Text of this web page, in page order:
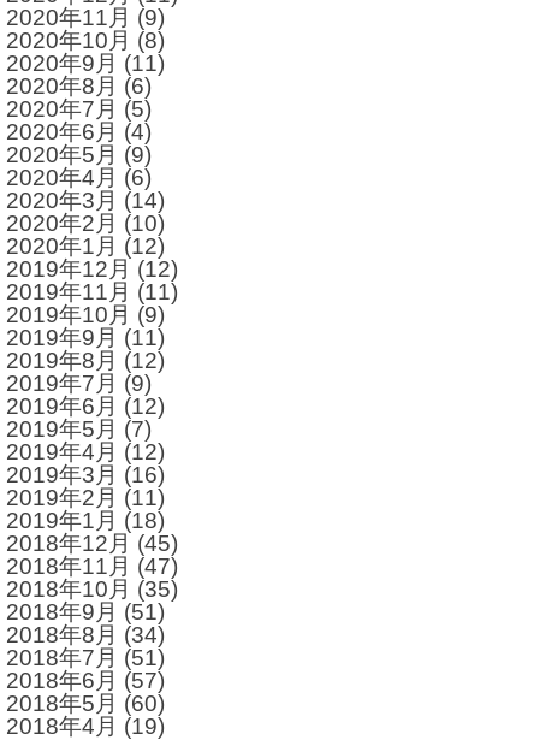
2020年11月 (9)
2020年10月 (8)
2020年9月 (11)
2020年8月 (6)
2020年7月 (5)
2020年6月 (4)
2020年5月 (9)
2020年4月 (6)
2020年3月 (14)
2020年2月 (10)
2020年1月 (12)
2019年12月 (12)
2019年11月 (11)
2019年10月 (9)
2019年9月 (11)
2019年8月 (12)
2019年7月 (9)
2019年6月 (12)
2019年5月 (7)
2019年4月 (12)
2019年3月 (16)
2019年2月 (11)
2019年1月 (18)
2018年12月 (45)
2018年11月 (47)
2018年10月 (35)
2018年9月 (51)
2018年8月 (34)
2018年7月 (51)
2018年6月 (57)
2018年5月 (60)
2018年4月 (19)